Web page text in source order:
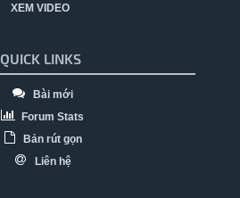
XEM VIDEO
QUICK LINKS
Bài mới
Forum Stats
Bản rút gọn
Liên hệ